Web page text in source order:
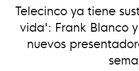
Telecinco ya tiene
vida': Frank Blanco
nuevos